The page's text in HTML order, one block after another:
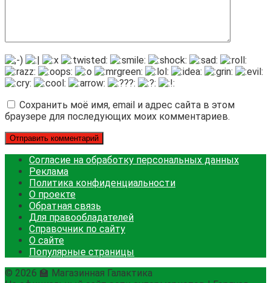
Сохранить моё имя, email и адрес сайта в этом
браузере для последующих моих комментариев.
Согласие на обработку персональных данных
Реклама
Политика конфиденциальности
О проекте
Обратная связь
Для правообладателей
Справочник по сайту
О сайте
Популярные страницы
© 2026 🏫 Магазинная Галактика